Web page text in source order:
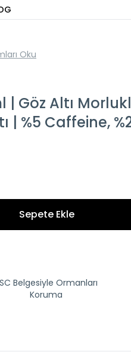
Oku
| Göz Altı
| %5 Caffeine,
Sepete Ekle
Belgesiyle Ormanları
Koruma